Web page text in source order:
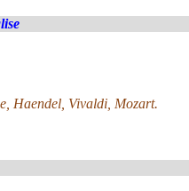
Haendel, Vivaldi, Mozart.